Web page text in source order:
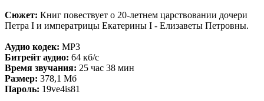
Сюжет: Книг повествует о 20-летнем царствовании дочери
Петра I и императрицы Екатерины I - Елизаветы Петровны.
Аудио кодек: MP3
Битрейт аудио: 64 кб/с
Время звучания: 25 час 38 мин
Размер: 378,1 Мб
Пароль: 19ve4is81